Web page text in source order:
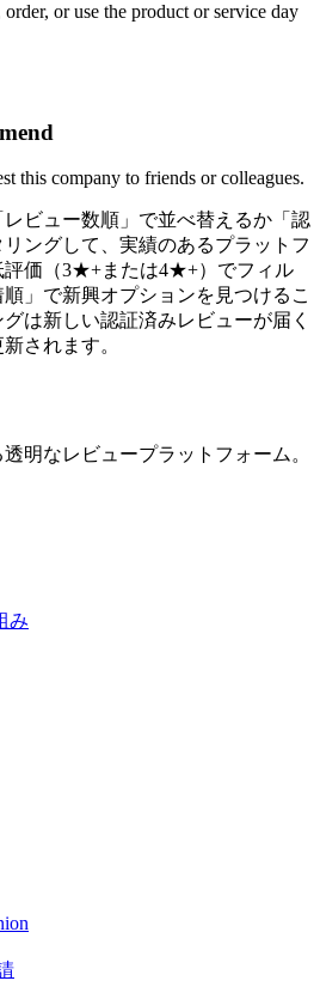
or use the product or service day
this company to friends or colleagues.
ビュー数順」で並べ替えるか「認
ングして、実績のあるプラットフ
評価（3★+または4★+）でフィル
」で新興オプションを見つけるこ
は新しい認証済みレビューが届く
されます。
明なレビュープラットフォーム。
み